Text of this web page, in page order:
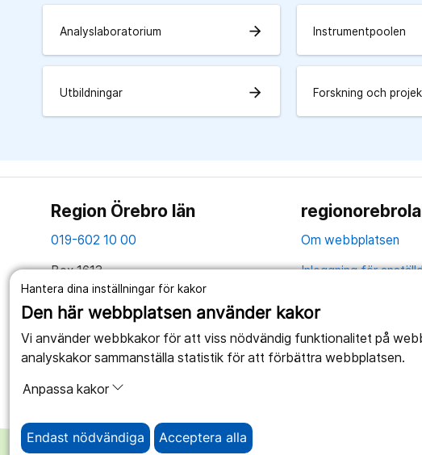
Hantera dina inställningar för kakor
Den här webbplatsen använder kakor
Vi använder webbkakor för att viss nödvändig funktionalitet på
analyskakor sammanställa statistik för att förbättra webbplatsen.
Anpassa kakor
Endast nödvändiga Acceptera alla
Analyslaboratorium arrow_forward Instrumentpoolen
Utbildningar arrow_forward Forskning och
Region Örebro län
019-602 10 00
Box 1613
701 16 Örebro
Tillsammans skapar vi ett bättre liv
Om webbplatsen
Inloggning för
Webbplatsens